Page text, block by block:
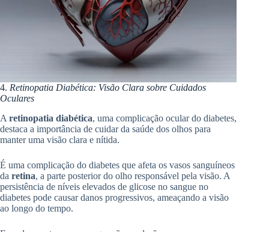
4. Retinopatia Diabética: Visão Clara sobre Cuidados
Oculares
A retinopatia diabética, uma complicação ocular do diabetes,
destaca a importância de cuidar da saúde dos olhos para
manter uma visão clara e nítida.
É uma complicação do diabetes que afeta os vasos sanguíneos
da retina, a parte posterior do olho responsável pela visão. A
persistência de níveis elevados de glicose no sangue no
diabetes pode causar danos progressivos, ameaçando a visão
ao longo do tempo.